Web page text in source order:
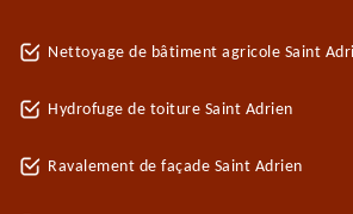
Nettoyage de bâtiment agricole Saint
Hydrofuge de toiture Saint Adrien
Ravalement de façade Saint Adrien